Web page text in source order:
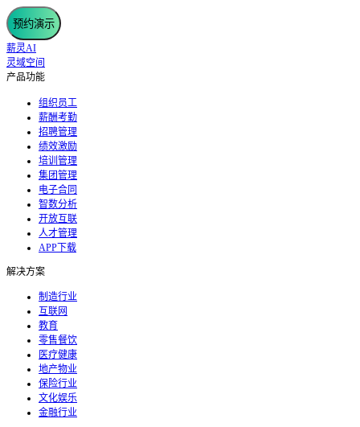
预约演示
薪灵AI
灵域空间
产品功能
组织员工
薪酬考勤
招聘管理
绩效激励
培训管理
集团管理
电子合同
智数分析
开放互联
人才管理
APP下载
解决方案
制造行业
互联网
教育
零售餐饮
医疗健康
地产物业
保险行业
文化娱乐
金融行业